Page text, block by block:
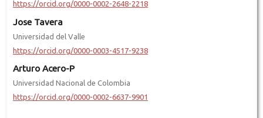
https://orcid.org/0000-0002-2648-2218
Jose Tavera
Universidad del Valle
https://orcid.org/0000-0003-4517-9238
Arturo Acero-P
Universidad Nacional de Colombia
https://orcid.org/0000-0002-6637-9901